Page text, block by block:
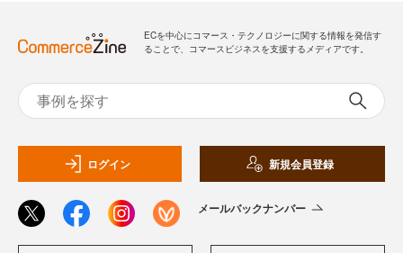
ECを中心にコマース・テクノロジーに関する情報を発信す
ることで、コマースビジネスを支援するメディアです。
ログイン 新規会員登録
メールバックナンバー